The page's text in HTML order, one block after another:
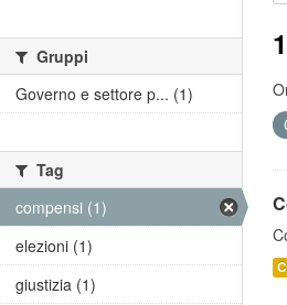
Gruppi
Governo e settore p... (1)
Tag
compensi (1)
elezioni (1)
giustizia (1)